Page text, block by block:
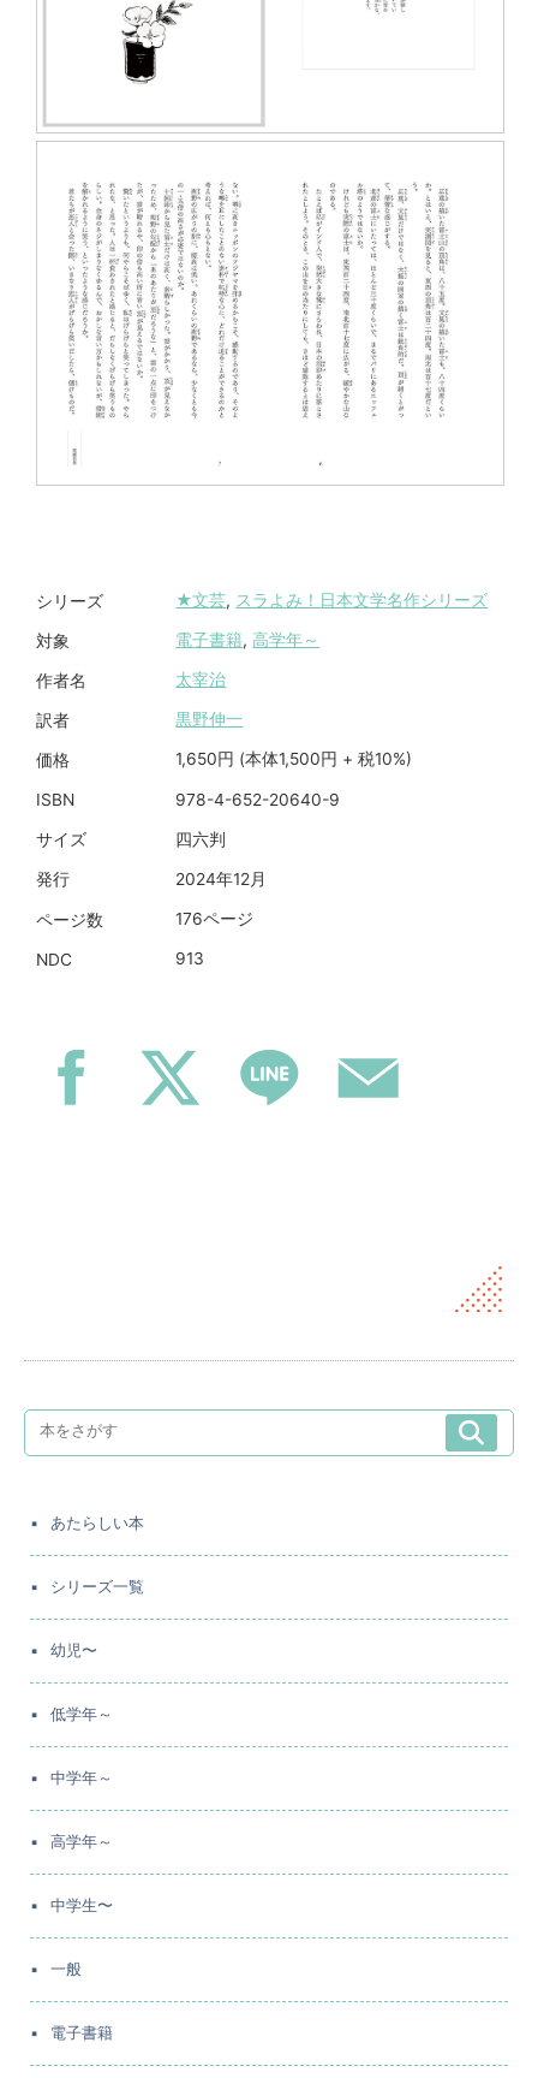
シリーズ ★文芸, スラよみ！日本文学名作シリーズ
対象 電子書籍, 高学年～
作者名 太宰治
訳者 黒野伸一
価格 1,650円 (本体1,500円 + 税10%)
ISBN 978-4-652-20640-9
サイズ 四六判
発行 2024年12月
ページ数 176ページ
NDC 913
あたらしい本
シリーズ一覧
幼児〜
低学年～
中学年～
高学年～
中学生〜
一般
電子書籍